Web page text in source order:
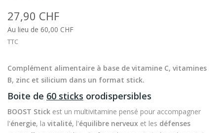
27,90 CHF
Au lieu de 60,00 CHF
TTC
Complément alimentaire à base de vitamine C, vitamines
B, zinc et silicium dans un format stick.
Boite de 60 sticks orodispersibles
BOOST Stick est un multivitamine pensé pour accompagner
l'énergie, la vitalité, l'équilibre nerveux et les défenses